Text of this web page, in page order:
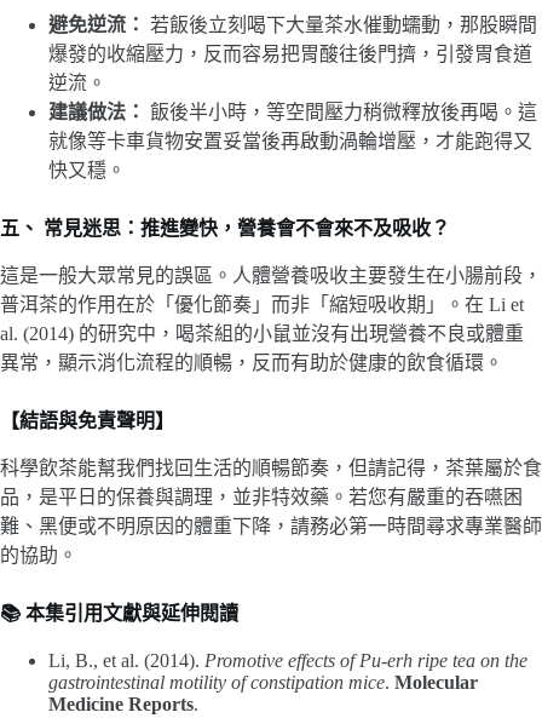
避免逆流： 若飯後立刻喝下大量茶水催動蠕動，那股瞬間
爆發的收縮壓力，反而容易把胃酸往後門擠，引發胃食道
逆流。
建議做法： 飯後半小時，等空間壓力稍微釋放後再喝。這
就像等卡車貨物安置妥當後再啟動渦輪增壓，才能跑得又
快又穩。
五、 常見迷思：推進變快，營養會不會來不及吸收？
這是一般大眾常見的誤區。人體營養吸收主要發生在小腸前段，
普洱茶的作用在於「優化節奏」而非「縮短吸收期」。在 Li et
al. (2014) 的研究中，喝茶組的小鼠並沒有出現營養不良或體重
異常，顯示消化流程的順暢，反而有助於健康的飲食循環。
【結語與免責聲明】
科學飲茶能幫我們找回生活的順暢節奏，但請記得，茶葉屬於食
品，是平日的保養與調理，並非特效藥。若您有嚴重的吞嚥困
難、黑便或不明原因的體重下降，請務必第一時間尋求專業醫師
的協助。
📚 本集引用文獻與延伸閱讀
Li, B., et al. (2014). Promotive effects of Pu-erh ripe tea on the
gastrointestinal motility of constipation mice. Molecular
Medicine Reports.